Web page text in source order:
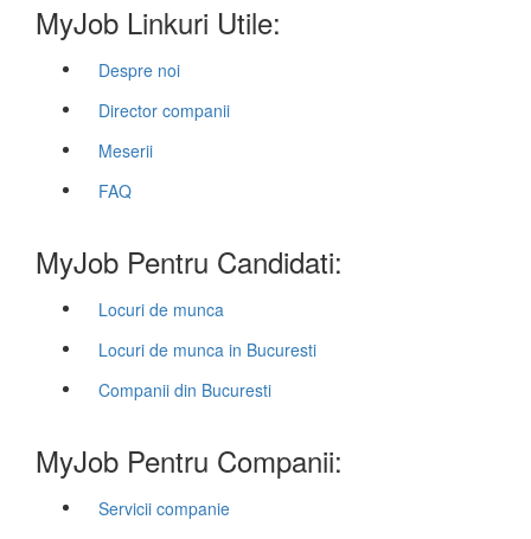
MyJob Linkuri Utile:
Despre noi
Director companii
Meserii
FAQ
MyJob Pentru Candidati:
Locuri de munca
Locuri de munca in Bucuresti
Companii din Bucuresti
MyJob Pentru Companii:
Servicii companie